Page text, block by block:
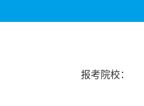
报考院校：